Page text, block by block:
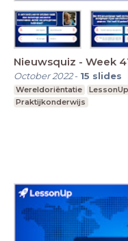
Nieuwsquiz - Week
October 2022- 15 slides
Wereldoriëntatie LessonUp
Praktijkonderwijs